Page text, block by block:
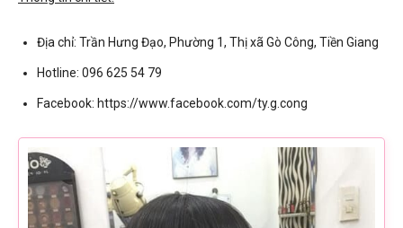
Địa chỉ: Trần Hưng Đạo, Phường 1, Thị xã Gò Công, Tiền Giang
Hotline: 096 625 54 79
Facebook: https://www.facebook.com/ty.g.cong